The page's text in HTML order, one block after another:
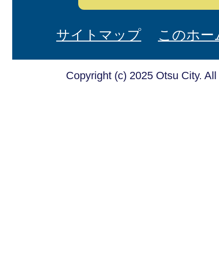
サイトマップ このホ
Copyright (c) 2025 Otsu City.